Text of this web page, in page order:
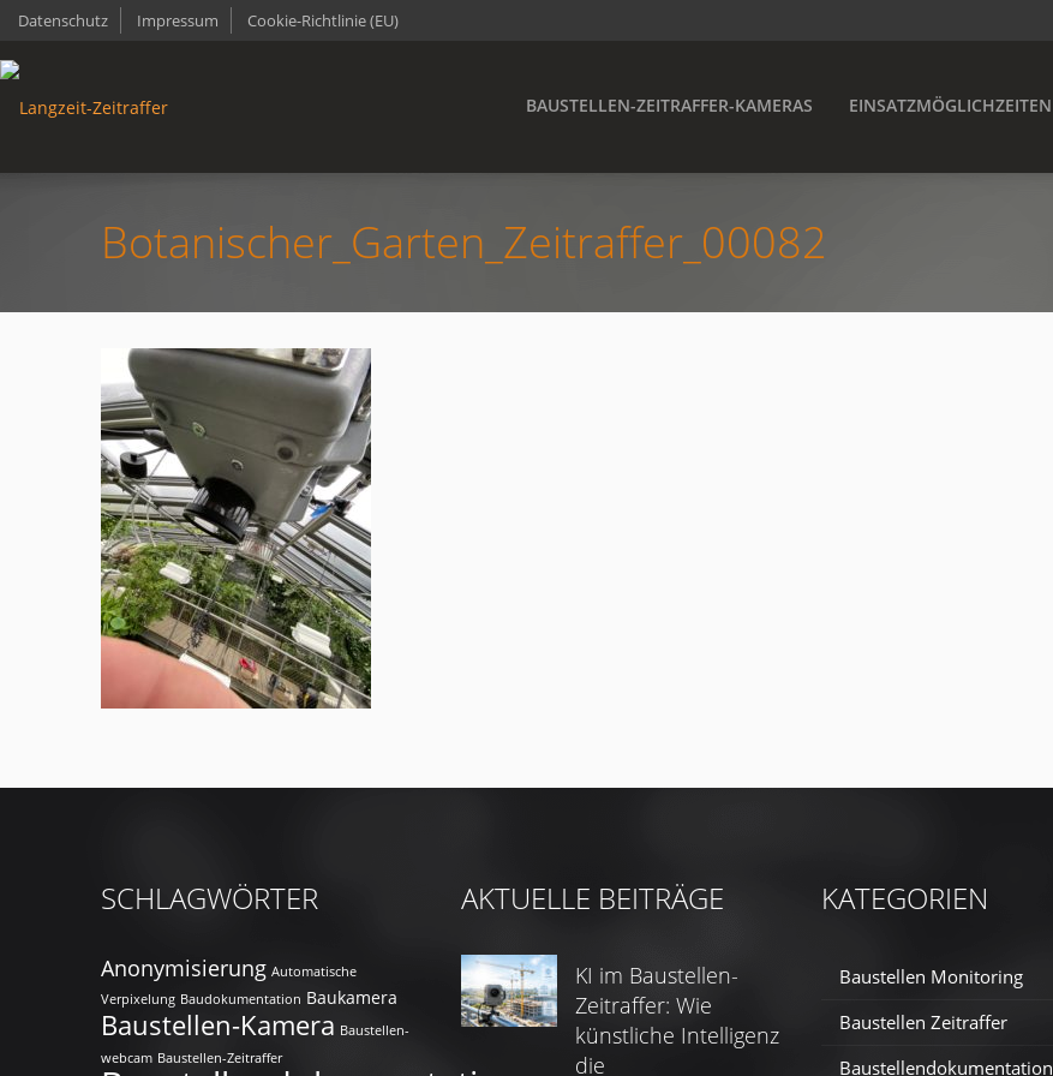
Datenschutz Impressum Cookie-Richtlinie (EU)
BAUSTELLEN-ZEITRAFFER-KAMERAS EINSATZMÖGLICHZEITEN
Botanischer_Garten_Zeitraffer_00082
SCHLAGWÖRTER
Anonymisierung Automatische
Verpixelung Baudokumentation Baukamera
Baustellen-Kamera Baustellen-
webcam Baustellen-Zeitraffer
AKTUELLE BEITRÄGE
KI im Baustellen-
Zeitraffer: Wie
künstliche Intelligenz
die
KATEGORIEN
Baustellen Monitoring
Baustellen Zeitraffer
Baustellendokumentation